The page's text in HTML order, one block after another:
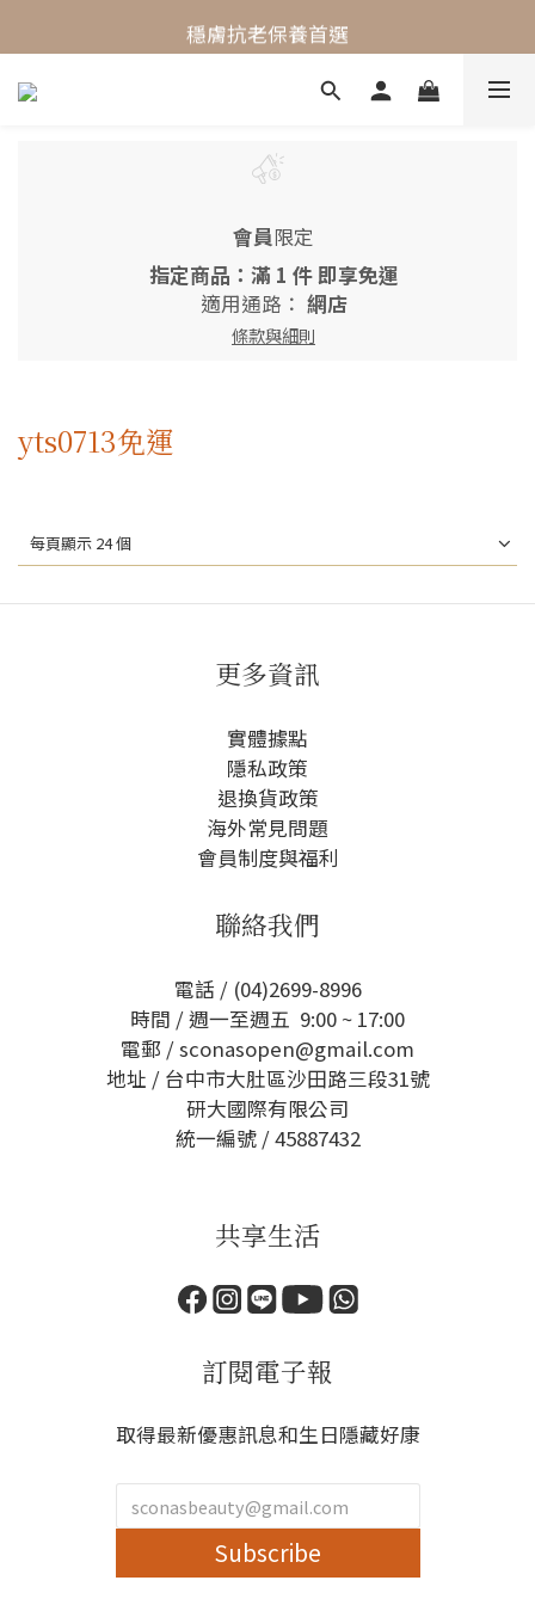
最懂敏弱肌的抗老專家
穩膚抗老保養首選
最懂敏弱肌的抗老專家
會員限定
指定商品：滿 1 件 即享免運
適用通路： 網店
條款與細則
yts0713免運
每頁顯示 24 個
更多資訊
實體據點
隱私政策
退換貨政策
海外常見問題
會員制度與福利
聯絡我們
電話 / (04)2699-8996
時間 / 週一至週五 9:00 ~ 17:00
電郵 / sconasopen@gmail.com
地址 / 台中市大肚區沙田路三段31號
研大國際有限公司
統一編號 / 45887432
共享生活
訂閱電子報
取得最新優惠訊息和生日隱藏好康
Subscribe